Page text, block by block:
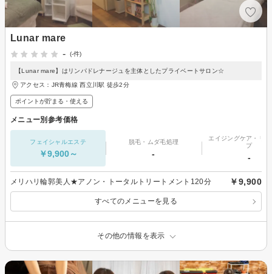
Lunar mare
-
(-件)
【Lunar mare】はリンパドレナージュを主体としたプライベートサロン☆
アクセス：JR青梅線 西立川駅 徒歩2分
ポイントが貯まる・使える
メニュー別参考価格
フェイシャルエステ
￥9,900～
脱毛・ムダ毛処理
-
エイジングケア・リ
プ
-
メリハリ輪郭美人★アノン・トータルトリートメント120分 ￥9,900
すべてのメニューを見る
その他の情報を表示